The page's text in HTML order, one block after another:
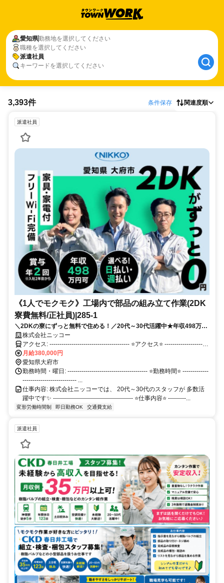
愛知県勤務地を選択してください
職種を選択してください
派遣社員
キーワードを選択してください
3,393件 条件保存 関連度順
派遣社員
《1人でモクモク》工場内で部品の組み立て作業(2DK
寮費無料/正社員)|285-1
＼2DKの寮にずっと無料で住める！／20代～30代活躍中★年収498万円
可★賞与年2回支給★土日休み＆年間休日120日★学歴不問★
株式会社ニッコー
アクセス: ---------------------------------------- ⭐アクセス⭐ ----------------------
------------------ 【通勤方法】 自動車・バイク・自転車での通勤が可能
です。 【アクセス】 JR東海道本線 大府駅から自動車で約9分で
す。 【工場内駐車場完備】 車通勤の方は無料で利用できます！ 【交
月給380,000円
愛知県大府市
勤務時間・曜日: ---------------------------------------- ⭐勤務時間⭐ -------------
--------------------------- ...
仕事内容: 株式会社ニッコーでは、 20代～30代のスタッフが 多数活
躍中です✨ ---------------------------------------- ⭐仕事内容⭐ ---------...
変形労働時間制 即日勤務OK 交通費支給
派遣社員